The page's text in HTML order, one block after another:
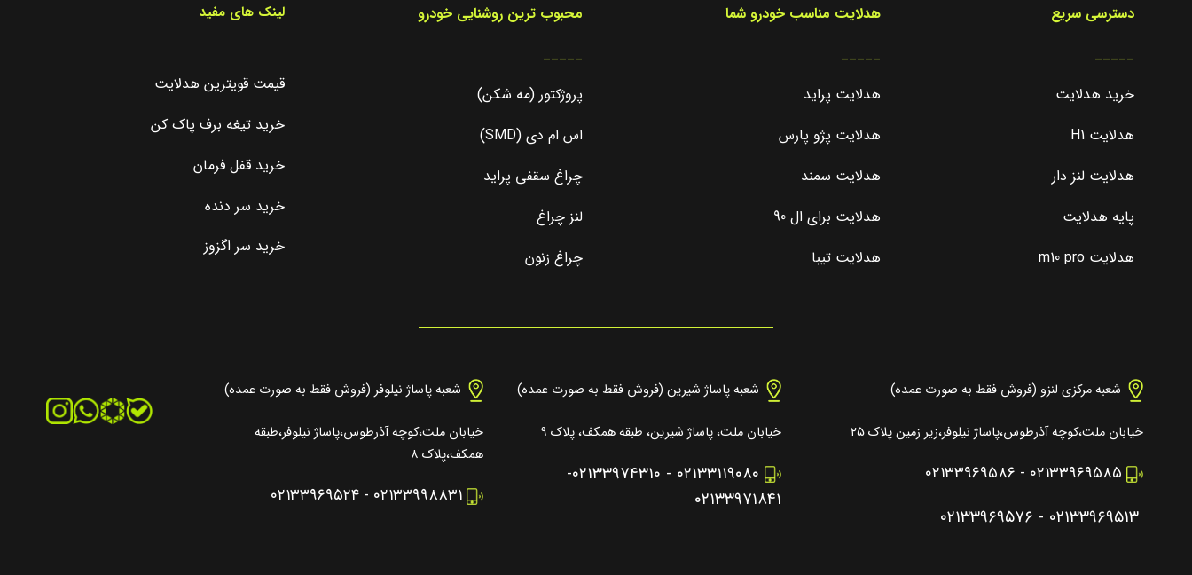
دسترسی سریع
_____
خرید هدلایت
هدلایت H1
هدلایت لنز دار
پایه هدلایت
هدلایت m10 pro
هدلایت مناسب خودرو شما
_____
هدلایت پراید
هدلایت پژو پارس
هدلایت سمند
هدلایت برای ال 90
هدلایت تیبا
محبوب ترین روشنایی خودرو
_____
پروژکتور (مه شکن)
اس ام دی (SMD)
چراغ سقفی پراید
لنز چراغ
چراغ زنون
لینک های مفید
_____
قیمت قویترین هدلایت
خرید تیغه برف پاک کن
خرید قفل فرمان
خرید سر دنده
خرید سر اگزوز
شعبه مرکزی لنزو (فروش فقط به صورت عمده)
خیابان ملت،کوچه آذرطوس،پاساژ نیلوفر،زیر زمین پلاک ۲۵
۰۲۱۳۳۹۶۹۵۸۵ - ۰۲۱۳۳۹۶۹۵۸۶
۰۲۱۳۳۹۶۹۵۱۳ - ۰۲۱۳۳۹۶۹۵۷۶
شعبه پاساژ شیرین (فروش فقط به صورت عمده)
خیابان ملت، پاساژ شیرین، طبقه همکف، پلاک ۹
۰۲۱۳۳۱۱۹۰۸۰ - ۰۲۱۳۳۹۷۴۳۱۰-
۰۲۱۳۳۹۷۱۸۴۱
شعبه پاساژ نیلوفر (فروش فقط به صورت عمده)
خیابان ملت،کوچه آذرطوس،پاساژ نیلوفر،طبقه
همکف،پلاک ۸
۰۲۱۳۳۹۹۸۸۳۱ - ۰۲۱۳۳۹۶۹۵۲۴